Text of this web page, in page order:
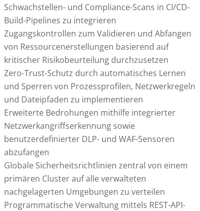
Schwachstellen- und Compliance-Scans in CI/CD-
Build-Pipelines zu integrieren
Zugangskontrollen zum Validieren und Abfangen
von Ressourcenerstellungen basierend auf
kritischer Risikobeurteilung durchzusetzen
Zero-Trust-Schutz durch automatisches Lernen
und Sperren von Prozessprofilen, Netzwerkregeln
und Dateipfaden zu implementieren
Erweiterte Bedrohungen mithilfe integrierter
Netzwerkangriffserkennung sowie
benutzerdefinierter DLP- und WAF-Sensoren
abzufangen
Globale Sicherheitsrichtlinien zentral von einem
primären Cluster auf alle verwalteten
nachgelagerten Umgebungen zu verteilen
Programmatische Verwaltung mittels REST-API-